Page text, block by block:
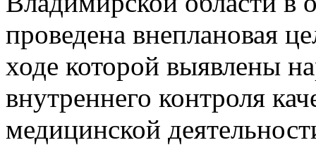
проведена внеплановая
ходе которой выявлены
внутреннего контроля
медицинской